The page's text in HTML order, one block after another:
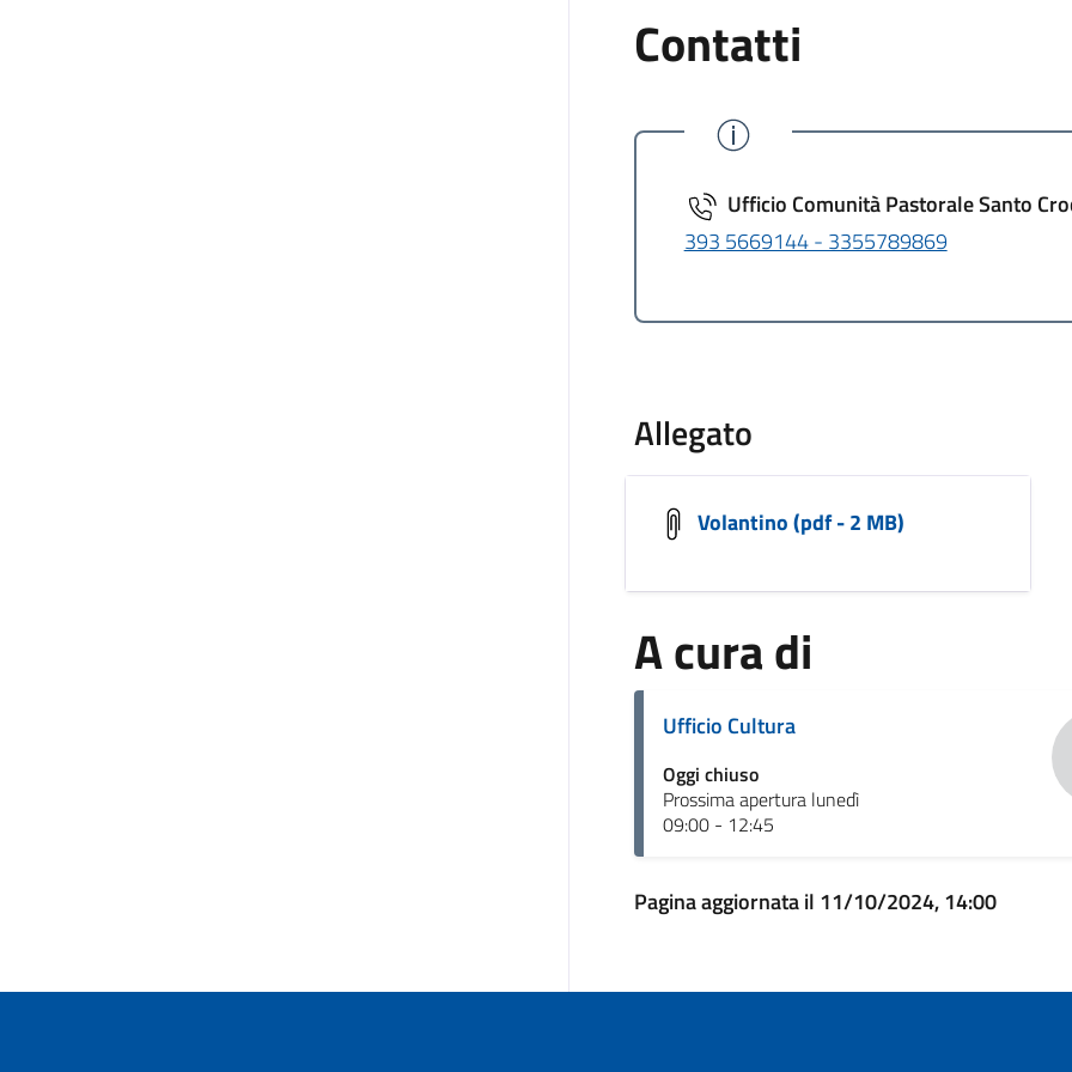
Contatti
Ufficio Comunità Pastorale Santo
393 5669144 - 3355789869
Allegato
Volantino (pdf - 2 MB)
A cura di
Ufficio Cultura
Oggi chiuso
Prossima apertura lunedì
09:00 - 12:45
Pagina aggiornata il 11/10/2024, 14:00